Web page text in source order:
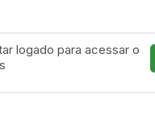
logado para acessar o